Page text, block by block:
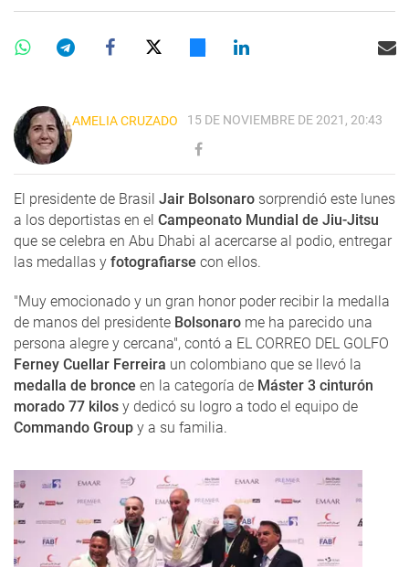
AMELIA CRUZADO 15 DE NOVIEMBRE DE 2021, 20:43
El presidente de Brasil Jair Bolsonaro sorprendió este lunes
a los deportistas en el Campeonato Mundial de Jiu-Jitsu
que se celebra en Abu Dhabi al acercarse al podio, entregar
las medallas y fotografiarse con ellos.
"Muy emocionado y un gran honor poder recibir la medalla
de manos del presidente Bolsonaro me ha parecido una
persona alegre y cercana", contó a EL CORREO DEL GOLFO
Ferney Cuellar Ferreira un colombiano que se llevó la
medalla de bronce en la categoría de Máster 3 cinturón
morado 77 kilos y dedicó su logro a todo el equipo de
Commando Group y a su familia.